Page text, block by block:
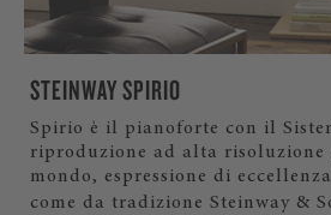
STEINWAY SPIRIO
Spirio è il pianoforte con il
riproduzione ad alta
mondo, espressione di
come da tradizione Steinway &